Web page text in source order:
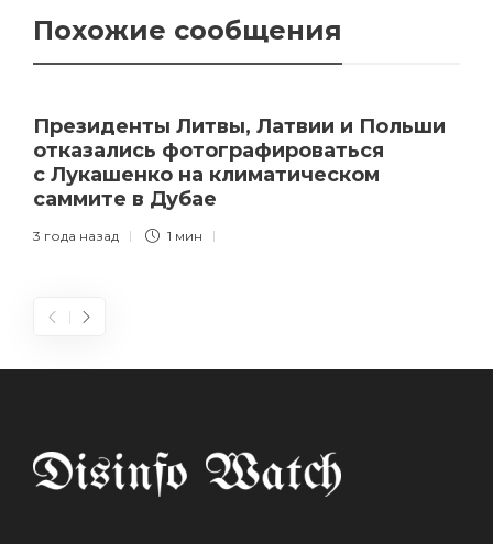
Похожие сообщения
Президенты Литвы, Латвии и Польши
отказались фотографироваться
с Лукашенко на климатическом
саммите в Дубае
3 года назад 1 мин